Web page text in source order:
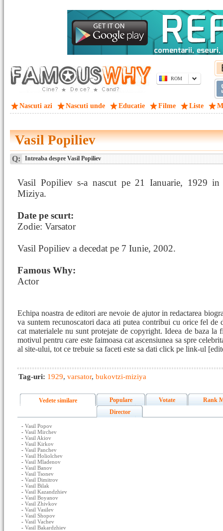
ROM
Nascuti azi Nascuti unde Educatie Filme Liste
Vasil Popiliev
Q: Intreaba despre Vasil Popiliev
Vasil Popiliev s-a nascut pe 21 Ianuarie, 1929
Miziya.
Date pe scurt:
Zodie: Varsator
Vasil Popiliev a decedat pe 7 Iunie, 2002.
Famous Why:
Actor
Echipa noastra de editori are nevoie de ajutor in redactarea
va suntem recunoscatori daca ati putea contribui cu orice fel de
cat materialele nu sunt protejate de copyright. Ideea de baza la
motivul pentru care este faimoasa cat ascensiunea sa spre
al site-ului, tot ce trebuie sa faceti este sa dati click pe link-ul
Tag-uri: 1929, varsator, bukovtzi-miziya
Vedete similare Populare Votate
Rank
Director
- Vasil Popov
- Vasil Mirchev
- Vasil Akiov
- Vasil Kirkov
- Vasil Panchev
- Vasil Holiolchev
- Vasil Mladenov
- Vasil Banov
- Vasil Tsonev
- Vasil Dimitrov
- Vasil Bilak
- Vasil Kazandzhiev
- Vasil Boyanov
- Vasil Zhivkov
- Vasil Vasilev
- Vasil Shopov
- Vasil Vachev
- Vasil Bakardzhiev